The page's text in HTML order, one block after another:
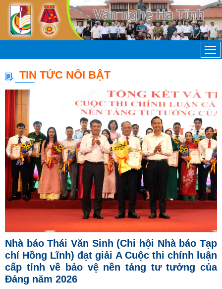
TIN TỨC NỔI BẬT
Nhà báo Thái Văn Sinh (Chi hội Nhà báo Tạp
chí Hồng Lĩnh) đạt giải A Cuộc thi chính luận
cấp tỉnh về bảo vệ nền tảng tư tưởng của
Đảng năm 2026